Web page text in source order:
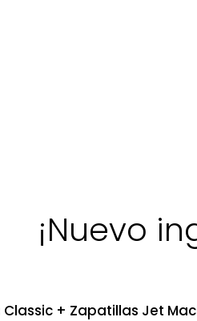
¡Nuevo
+ Zapatillas Jet